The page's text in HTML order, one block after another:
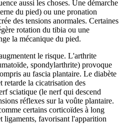
aussi les choses. Une démarche
du pied) ou une pronation
des tensions anormales. Certaines
rotation du tibia ou une
la mécanique du pied.
le risque. L'arthrite
spondylarthrite) provoque
au fascia plantaire. Le diabète
retarde la cicatrisation des
sciatique (le nerf qui descend
réflexes sur la voûte plantaire.
certains corticoïdes à long
ligaments, favorisant l'apparition